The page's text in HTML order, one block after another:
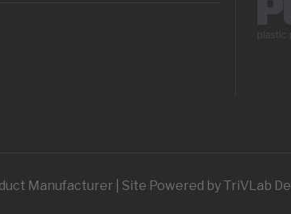
Manufacturer | Site Powered by TriVLab